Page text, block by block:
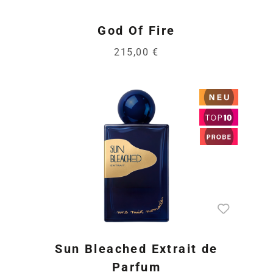
God Of Fire
215,00 €
Sun Bleached Extrait de
Parfum